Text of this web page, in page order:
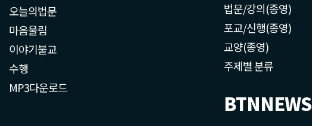
오늘의법문
마음울림
이야기불교
수행
MP3다운로드
법문/강의(종영)
포교/신행(종영)
교양(종영)
주제별 분류
BTNNEWS